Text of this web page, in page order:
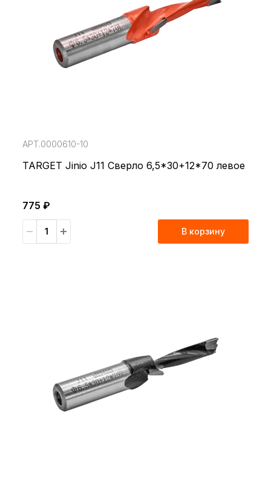
АРТ.0000610-10
TARGET Jinio J11 Сверло 6,5*30+12*70 левое
775 ₽
В корзину